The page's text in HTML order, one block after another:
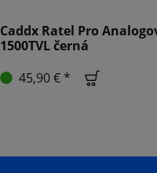
Caddx Ratel Pro
1500TVL černá
45,90 € *